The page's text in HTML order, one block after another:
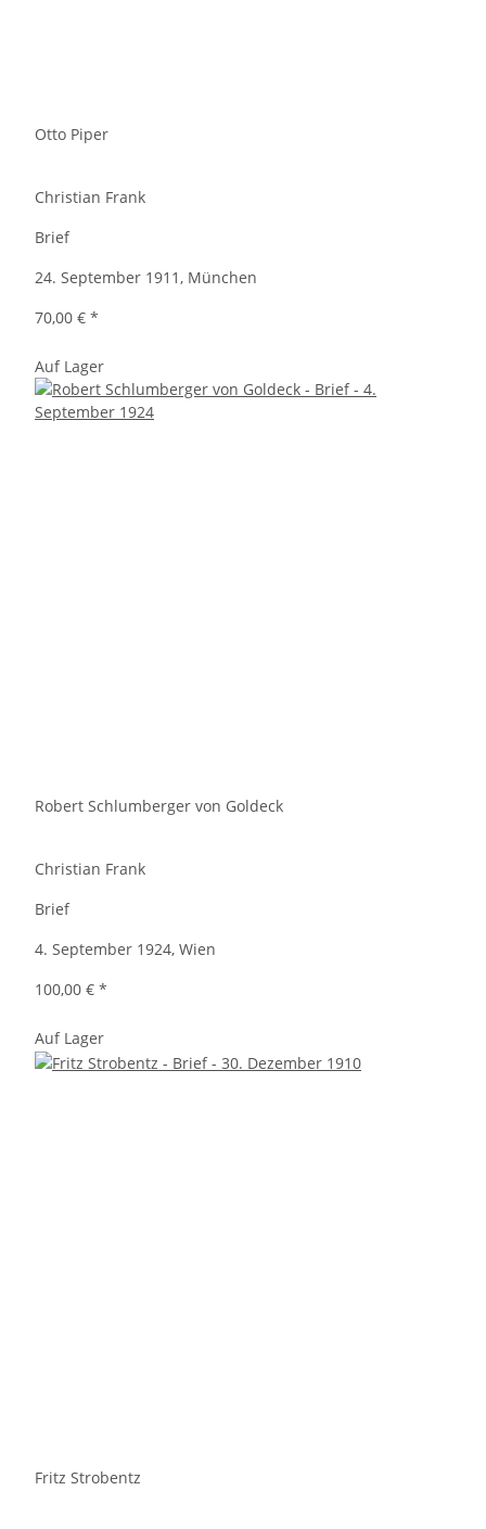
Otto Piper
Christian Frank
Brief
24. September 1911, München
70,00 € *
Auf Lager
Robert Schlumberger von Goldeck
Christian Frank
Brief
4. September 1924, Wien
100,00 € *
Auf Lager
Fritz Strobentz